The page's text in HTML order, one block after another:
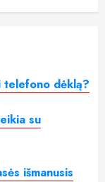
telefono dėklą?
su
išmanusis